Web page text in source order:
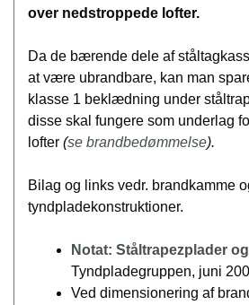
over nedstroppede lofter.
Da de bærende dele af
at være ubrandbare, kan man
klasse 1 beklædning under
disse skal fungere som underlag
lofter (se brandbedømmelse).
Bilag og links vedr. brandkamme
tyndpladekonstruktioner.
Notat: Ståltrapezplader
Tyndpladegruppen, juni
Ved dimensionering af